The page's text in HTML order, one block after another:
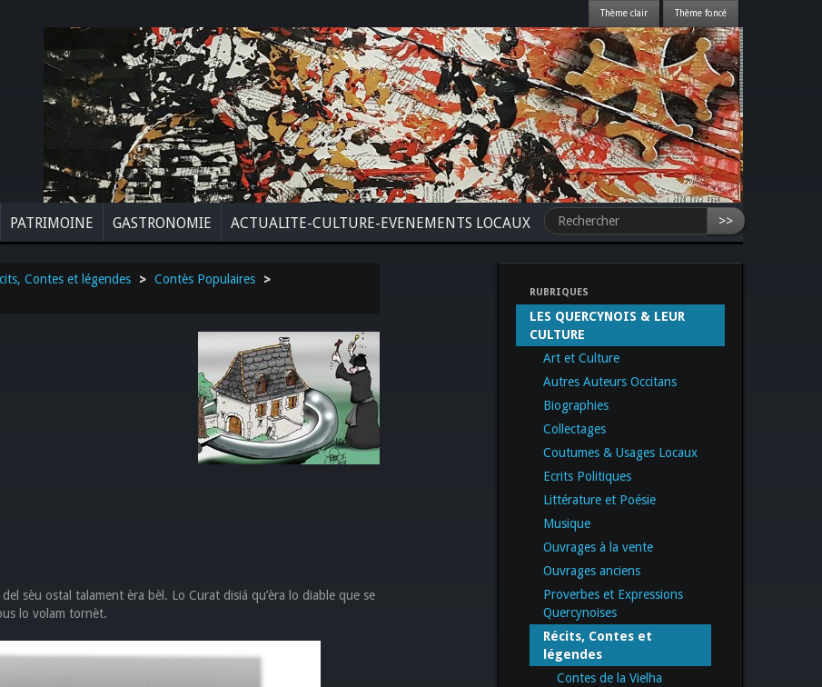
PATRIMOINE GASTRONOMIE ACTUALITE-CULTURE-EVENEMENTS LOCAUX >>
Contes et légendes > Contès Populaires
>
sèu ostal talament èra bèl. Lo Curat disiá qu’èra lo diable que se
lo volam tornèt.
RUBRIQUES
LES QUERCYNOIS & LEUR
CULTURE
Art et Culture
Autres Auteurs Occitans
Biographies
Collectages
Coutumes & Usages Locaux
Ecrits Politiques
Littérature et Poésie
Musique
Ouvrages à la vente
Ouvrages anciens
Proverbes et Expressions
Quercynoises
Récits, Contes et
légendes
Contes de la Vielha